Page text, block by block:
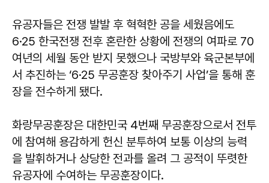
유공자들은 전쟁 발발 후 혁혁한 공을 세웠음에도
6·25 한국전쟁 전후 혼란한 상황에 전쟁의 여파로 70
여년의 세월 동안 받지 못했으나 국방부와 육군본부에
서 추진하는 ‘6·25 무공훈장 찾아주기 사업’을 통해 훈
장을 전수하게 됐다.
화랑무공훈장은 대한민국 4번째 무공훈장으로서 전투
에 참여해 용감하게 헌신 분투하여 보통 이상의 능력
을 발휘하거나 상당한 전과를 올려 그 공적이 뚜렷한
유공자에 수여하는 무공훈장이다.